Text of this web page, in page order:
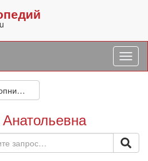
Копнина Галина Анатольевна